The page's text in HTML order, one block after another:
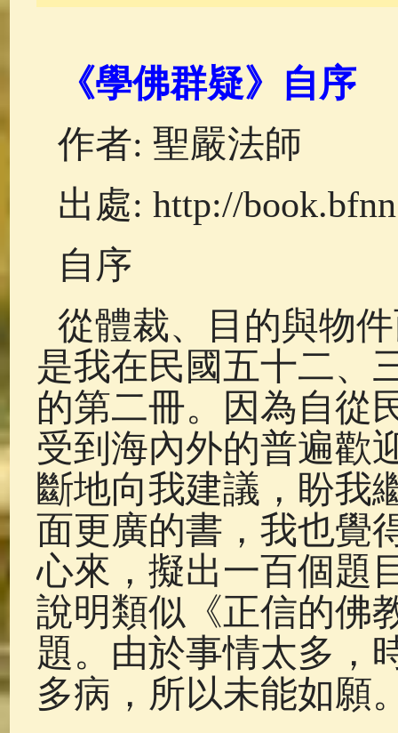
佛典故事(37) 佛說療痔(腫瘤)
《學佛群疑》自序
作者: 聖嚴法師
出處: http://
自序
從體裁、目的與物
是我在民國五十二、
的第二冊。因為自從
受到海內外的普遍歡
斷地向我建議，盼我
面更廣的書，我也覺
心來，擬出一百個題
說明類似《正信的佛
題。由於事情太多，
多病，所以未能如願